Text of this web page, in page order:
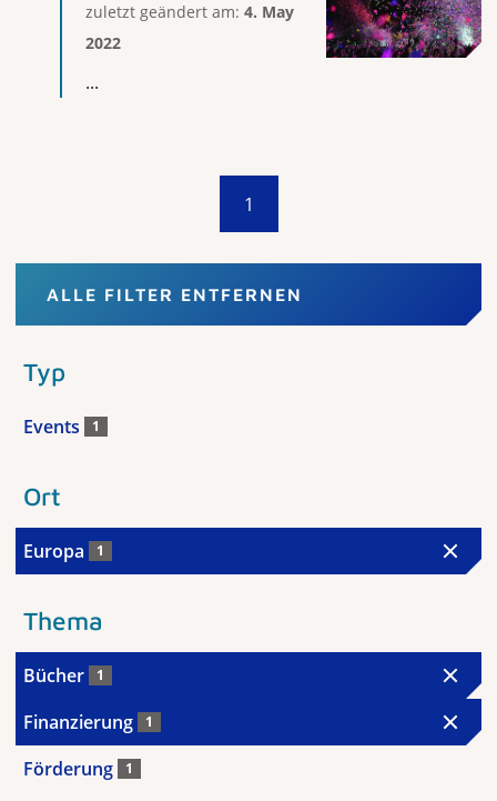
zuletzt geändert am: 4. May
2022
...
1
ALLE FILTER ENTFERNEN
Typ
Events 1
Ort
Europa 1
Thema
Bücher 1
Finanzierung 1
Förderung 1